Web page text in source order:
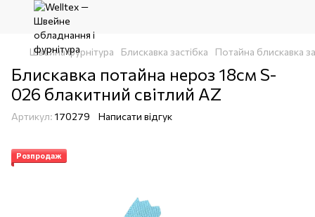
Швейна фурнітура Блискавка застібка Потайна блискавка
Блискавка потайна нероз 18см S-
026 блакитний світлий AZ
Артикул: 170279 Написати відгук
Розпродаж